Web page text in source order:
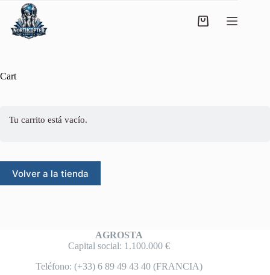
Cart
Tu carrito está vacío.
Volver a la tienda
AGROSTA
Capital social: 1.100.000 €
Teléfono: (+33) 6 89 49 43 40 (FRANCIA)